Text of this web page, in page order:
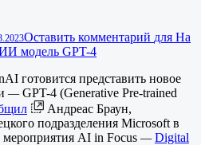
Оставить комментарий для На
модель GPT-4
готовится представить новое
—GPT-4 (Generative Pre-trained
Андреас Браун,
подразделения Microsoft в
AI in Focus — Digital